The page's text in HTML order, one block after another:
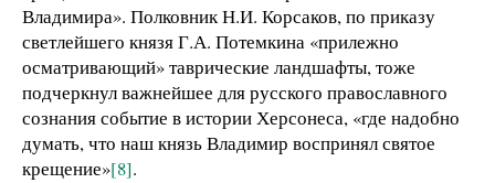
Владимира». Полковник Н.И. Корсаков, по приказу
светлейшего князя Г.А. Потемкина «прилежно
осматривающий» таврические ландшафты, тоже
подчеркнул важнейшее для русского православного
сознания событие в истории Херсонеса, «где надобно
думать, что наш князь Владимир воспринял святое
крещение»[8].